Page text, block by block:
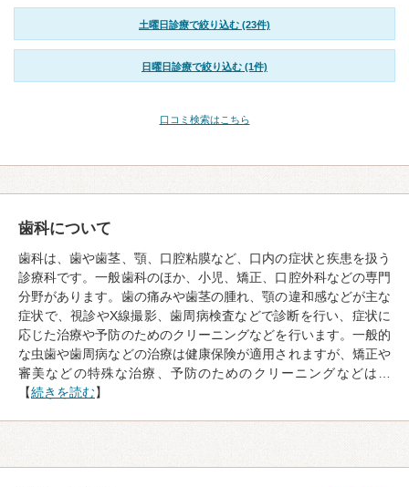
土曜日診療で絞り込む (23件)
日曜日診療で絞り込む (1件)
口コミ検索はこちら
歯科について
歯科は、歯や歯茎、顎、口腔粘膜など、口内の症状と疾患を扱う
診療科です。一般歯科のほか、小児、矯正、口腔外科などの専門
分野があります。歯の痛みや歯茎の腫れ、顎の違和感などが主な
症状で、視診やX線撮影、歯周病検査などで診断を行い、症状に
応じた治療や予防のためのクリーニングなどを行います。一般的
な虫歯や歯周病などの治療は健康保険が適用されますが、矯正や
審美などの特殊な治療、予防のためのクリーニングなどは…
【続きを読む】